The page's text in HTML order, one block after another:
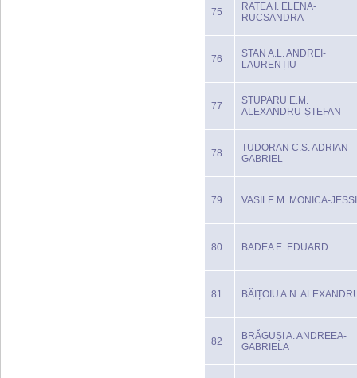
75
RATEA I. ELENA-
RUCSANDRA
76
STAN A.L. ANDREI-
LAURENȚIU
77
STUPARU E.M.
ALEXANDRU-ȘTEFAN
78
TUDORAN C.S. ADRIAN-
GABRIEL
79 VASILE M. MONICA-
80 BADEA E. EDUARD
81 BĂIȚOIU A.N.
82
BRĂGUȘI A. ANDREEA-
GABRIELA